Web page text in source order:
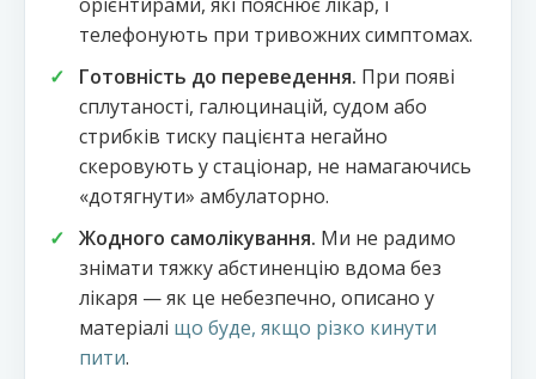
орієнтирами, які пояснює лікар, і
телефонують при тривожних симптомах.
Готовність до переведення. При появі
сплутаності, галюцинацій, судом або
стрибків тиску пацієнта негайно
скеровують у стаціонар, не намагаючись
«дотягнути» амбулаторно.
Жодного самолікування. Ми не радимо
знімати тяжку абстиненцію вдома без
лікаря — як це небезпечно, описано у
матеріалі що буде, якщо різко кинути
пити.